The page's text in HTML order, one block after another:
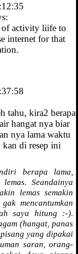
activity liife to
internet for that
tahu, kira2 berapa
hangat nya biar
nya lama waktu
di resep ini
berapa lama,
Seandainya
lemas semakin
mencantumkan
saya hitung :-).
(hangat, panas
yang dipakai
saran, orang-